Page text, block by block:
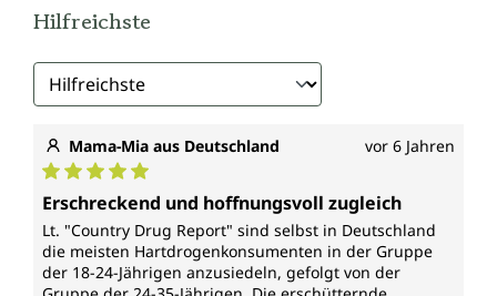
Hilfreichste
Mama-Mia aus Deutschland vor 6 Jahren
Durchschnittliche Bewertung von 5 von 5 Sternen
Erschreckend und hoffnungsvoll zugleich
Lt. "Country Drug Report" sind selbst in Deutschland
die meisten Hartdrogenkonsumenten in der Gruppe
der 18-24-Jährigen anzusiedeln, gefolgt von der